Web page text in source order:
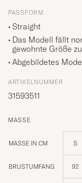
PASSFORM
Straight
Das Modell fällt
gewohnte Größe
Abgebildetes
ARTIKELNUMMER
31593511
MASSE
MASSE IN CM S
BRUSTUMFANG 92